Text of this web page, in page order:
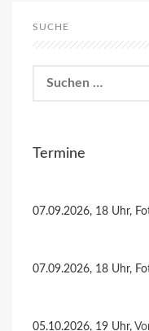
SUCHE
nach:
Termine
07.09.2026, 18 Uhr,
07.09.2026, 18 Uhr,
05.10.2026, 19 Uhr,